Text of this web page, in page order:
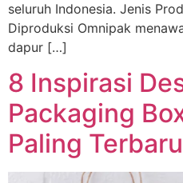
seluruh Indonesia. Jenis
Diproduksi Omnipak
dapur […]
8 Inspirasi
Packaging
Paling Terbaru